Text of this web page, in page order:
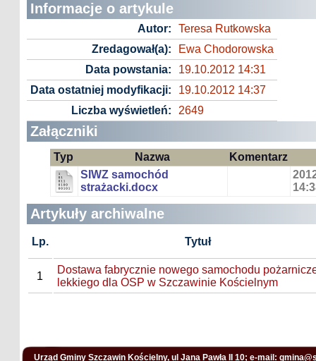
Informacje o artykule
Autor:
Teresa Rutkowska
Zredagował(a):
Ewa Chodorowska
Data powstania:
19.10.2012 14:31
Data ostatniej modyfikacji:
19.10.2012 14:37
Liczba wyświetleń:
2649
Załączniki
Typ Nazwa
Komentarz
SIWZ samochód
strażacki.docx
Artykuły archiwalne
Lp. Tytuł
1
Dostawa fabrycznie nowego samochodu
lekkiego dla OSP w Szczawinie Kościelnym
Urząd Gminy Szczawin Kościelny, ul Jana Pawła II 10; e-mail: